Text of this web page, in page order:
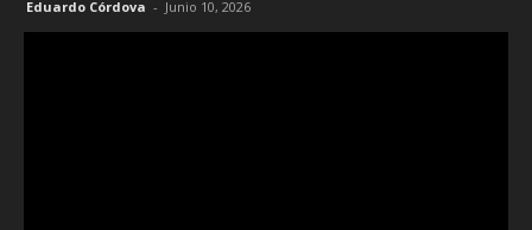
Eduardo Córdova - Junio 10, 2026